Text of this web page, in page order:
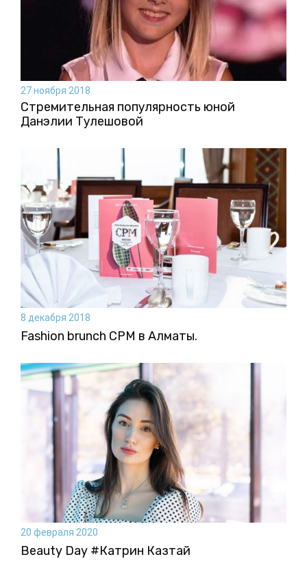
27 ноября 2018
Стремительная популярность юной
Данэлии Тулешовой
8 декабря 2018
Fashion brunch CPM в Алматы.
20 февраля 2020
Beauty Day #Катрин Казтай